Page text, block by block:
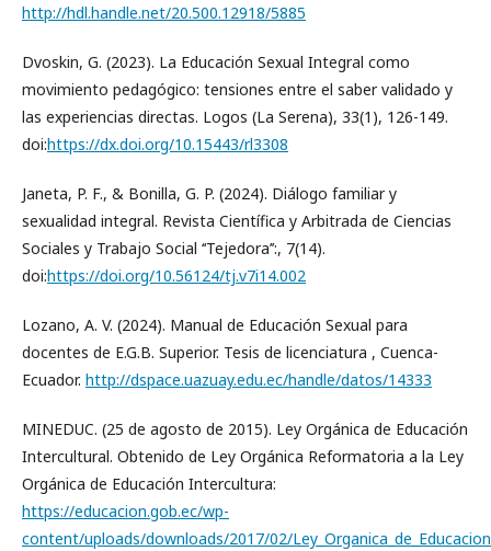
http://hdl.handle.net/20.500.12918/5885
Dvoskin, G. (2023). La Educación Sexual Integral como
movimiento pedagógico: tensiones entre el saber validado y
las experiencias directas. Logos (La Serena), 33(1), 126-149.
doi:https://dx.doi.org/10.15443/rl3308
Janeta, P. F., & Bonilla, G. P. (2024). Diálogo familiar y
sexualidad integral. Revista Científica y Arbitrada de Ciencias
Sociales y Trabajo Social ‘‘Tejedora’’:, 7(14).
doi:https://doi.org/10.56124/tj.v7i14.002
Lozano, A. V. (2024). Manual de Educación Sexual para
docentes de E.G.B. Superior. Tesis de licenciatura , Cuenca-
Ecuador. http://dspace.uazuay.edu.ec/handle/datos/14333
MINEDUC. (25 de agosto de 2015). Ley Orgánica de Educación
Intercultural. Obtenido de Ley Orgánica Reformatoria a la Ley
Orgánica de Educación Intercultura:
https://educacion.gob.ec/wp-
content/uploads/downloads/2017/02/